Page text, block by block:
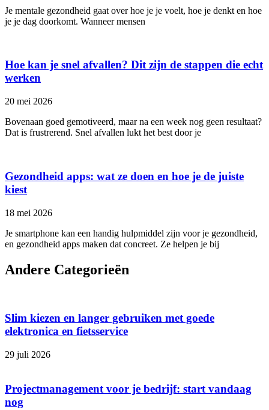
Je mentale gezondheid gaat over hoe je je voelt, hoe je denkt en hoe
je je dag doorkomt. Wanneer mensen
Hoe kan je snel afvallen? Dit zijn de stappen die echt
werken
20 mei 2026
Bovenaan goed gemotiveerd, maar na een week nog geen resultaat?
Dat is frustrerend. Snel afvallen lukt het best door je
Gezondheid apps: wat ze doen en hoe je de juiste
kiest
18 mei 2026
Je smartphone kan een handig hulpmiddel zijn voor je gezondheid,
en gezondheid apps maken dat concreet. Ze helpen je bij
Andere Categorieën
Slim kiezen en langer gebruiken met goede
elektronica en fietsservice
29 juli 2026
Projectmanagement voor je bedrijf: start vandaag
nog